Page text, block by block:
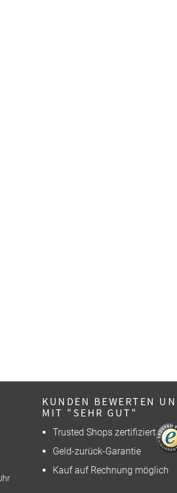
KUNDEN BEWERTEN
MIT "SEHR GUT"
Trusted Shops zertifiziert
Geld-zurück-Garantie
Kauf auf Rechnung möglich